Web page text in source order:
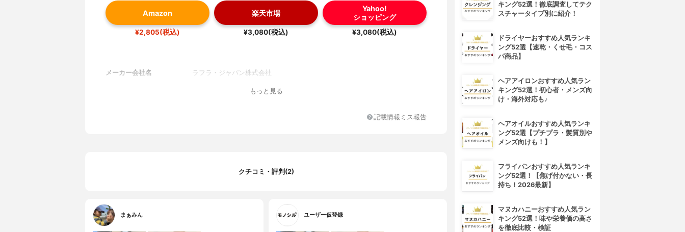
Amazon
¥2,805(税込)
楽天市場
¥3,080(税込)
Yahoo!
ショッピング
¥3,080(税込)
メーカー会社名 ラフラ・ジャパン株式会社
もっと見る
記載情報ミス報告
クチコミ・評判(2)
まぁみん ユーザー仮登録
キング52選！徹底調査してテク
スチャータイプ別に紹介！
ドライヤーおすすめ人気ランキ
ング52選【速乾・くせ毛・コス
パ商品】
ヘアアイロンおすすめ人気ラン
キング52選！初心者・メンズ向
け・海外対応も♪
ヘアオイルおすすめ人気ランキ
ング52選【プチプラ・髪質別や
メンズ向けも！】
フライパンおすすめ人気ランキ
ング52選！【焦げ付かない・長
持ち！2026最新】
マヌカハニーおすすめ人気ラン
キング52選！味や栄養価の高さ
を徹底比較・検証